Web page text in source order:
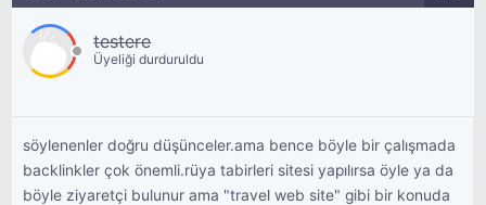
testere
Üyeliği durduruldu
söylenenler doğru düşünceler.ama bence böyle bir çalışmada
backlinkler çok önemli.rüya tabirleri sitesi yapılırsa öyle ya da
böyle ziyaretçi bulunur ama "travel web site" gibi bir konuda